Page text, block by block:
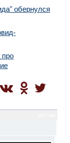
обернулся